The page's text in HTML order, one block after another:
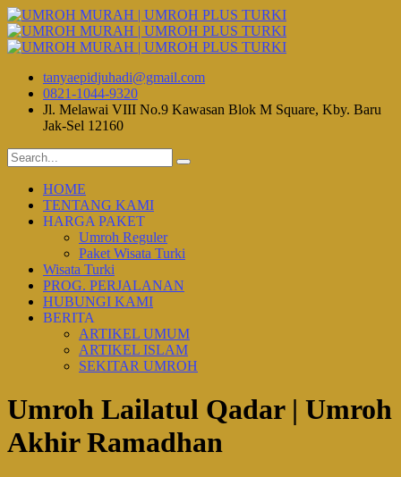
tanyaepidjuhadi@gmail.com
0821-1044-9320
Jl. Melawai VIII No.9 Kawasan Blok M Square, Kby. Baru
Jak-Sel 12160
HOME
TENTANG KAMI
HARGA PAKET
Umroh Reguler
Paket Wisata Turki
Wisata Turki
PROG. PERJALANAN
HUBUNGI KAMI
BERITA
ARTIKEL UMUM
ARTIKEL ISLAM
SEKITAR UMROH
Umroh Lailatul Qadar | Umroh
Akhir Ramadhan